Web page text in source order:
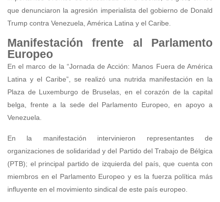
que denunciaron la agresión imperialista del gobierno de Donald
Trump contra Venezuela, América Latina y el Caribe.
Manifestación frente al Parlamento
Europeo
En el marco de la “Jornada de Acción: Manos Fuera de América
Latina y el Caribe”, se realizó una nutrida manifestación en la
Plaza de Luxemburgo de Bruselas, en el corazón de la capital
belga, frente a la sede del Parlamento Europeo, en apoyo a
Venezuela.
En la manifestación intervinieron representantes de
organizaciones de solidaridad y del Partido del Trabajo de Bélgica
(PTB); el principal partido de izquierda del país, que cuenta con
miembros en el Parlamento Europeo y es la fuerza política más
influyente en el movimiento sindical de este país europeo.